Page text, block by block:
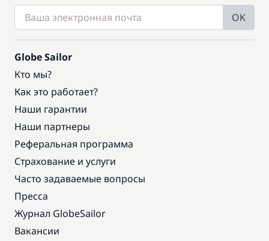
OK
Globe Sailor
Кто мы?
Как это работает?
Наши гарантии
Наши партнеры
Реферальная программа
Страхование и услуги
Часто задаваемые вопросы
Пресса
Журнал GlobeSailor
Вакансии